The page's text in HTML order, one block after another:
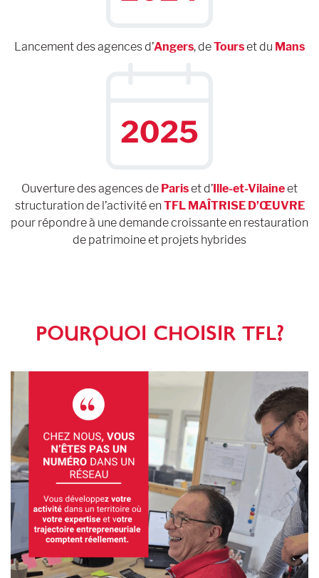
Lancement des agences d’Angers, deTourset du Mans
Ouverture des agences de Pariset d’Ille-et-Vilaineet
structuration de l’activité en TFL MAÎTRISE D’ŒUVRE
pour répondre à une demande croissante en restauration
de patrimoine et projets hybrides
POURQUOI CHOISIR TFL?